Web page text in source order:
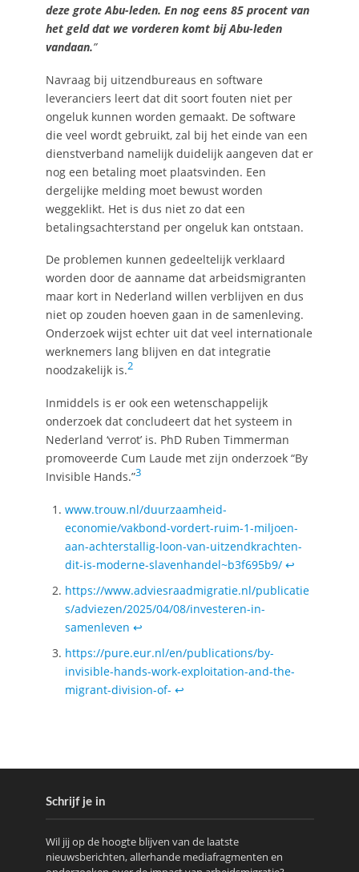
deze grote Abu-leden. En nog eens 85 procent van
het geld dat we vorderen komt bij Abu-leden
vandaan.”
Navraag bij uitzendbureaus en software
leveranciers leert dat dit soort fouten niet per
ongeluk kunnen worden gemaakt. De software
die veel wordt gebruikt, zal bij het einde van een
dienstverband namelijk duidelijk aangeven dat er
nog een betaling moet plaatsvinden. Een
dergelijke melding moet bewust worden
weggeklikt. Het is dus niet zo dat een
betalingsachterstand per ongeluk kan ontstaan.
De problemen kunnen gedeeltelijk verklaard
worden door de aanname dat arbeidsmigranten
maar kort in Nederland willen verblijven en dus
niet op zouden hoeven gaan in de samenleving.
Onderzoek wijst echter uit dat veel internationale
werknemers lang blijven en dat integratie
noodzakelijk is.2
Inmiddels is er ook een wetenschappelijk
onderzoek dat concludeert dat het systeem in
Nederland ‘verrot’ is. PhD Ruben Timmerman
promoveerde Cum Laude met zijn onderzoek “By
Invisible Hands.”3
www.trouw.nl/duurzaamheid-
economie/vakbond-vordert-ruim-1-miljoen-
aan-achterstallig-loon-van-uitzendkrachten-
dit-is-moderne-slavenhandel~b3f695b9/ ↩︎
https://www.adviesraadmigratie.nl/publicatie
s/adviezen/2025/04/08/investeren-in-
samenleven ↩︎
https://pure.eur.nl/en/publications/by-
invisible-hands-work-exploitation-and-the-
migrant-division-of- ↩︎
Schrijf je in
Wil jij op de hoogte blijven van de laatste
nieuwsberichten, allerhande mediafragmenten en